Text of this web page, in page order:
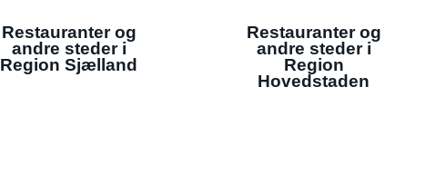
Restauranter og
andre steder i
Region Sjælland
Restauranter og
andre steder i
Region
Hovedstaden